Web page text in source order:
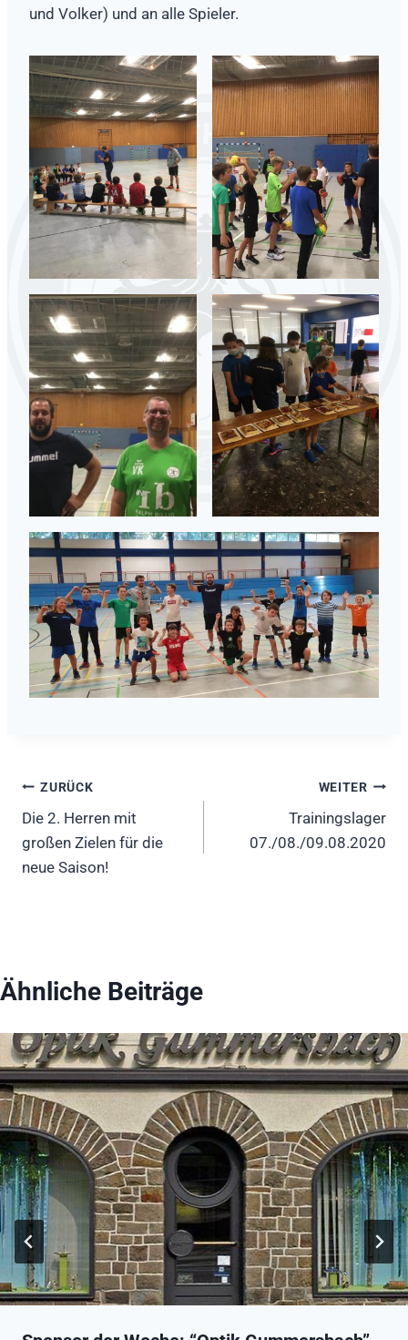
und Volker) und an alle Spieler.
Beitragsnavigation
ZURÜCK
Die 2. Herren mit
großen Zielen für die
neue Saison!
WEITER
Trainingslager
07./08./09.08.2020
Ähnliche Beiträge